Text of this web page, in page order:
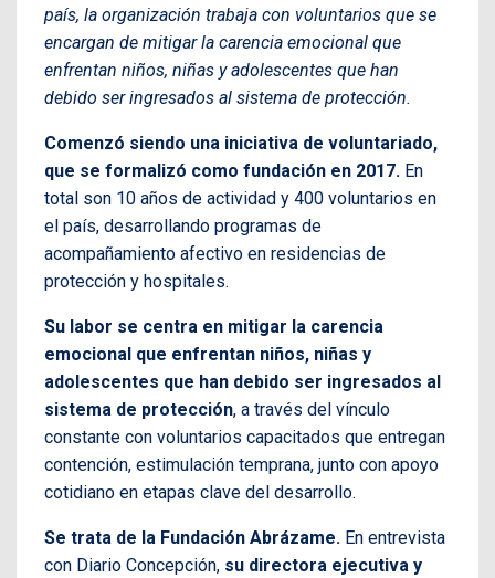
país, la organización trabaja con voluntarios que se
encargan de mitigar la carencia emocional que
enfrentan niños, niñas y adolescentes que han
debido ser ingresados al sistema de protección.
Comenzó siendo una iniciativa de voluntariado,
que se formalizó como fundación en 2017. En
total son 10 años de actividad y 400 voluntarios en
el país, desarrollando programas de
acompañamiento afectivo en residencias de
protección y hospitales.
Su labor se centra en mitigar la carencia
emocional que enfrentan niños, niñas y
adolescentes que han debido ser ingresados al
sistema de protección, a través del vínculo
constante con voluntarios capacitados que entregan
contención, estimulación temprana, junto con apoyo
cotidiano en etapas clave del desarrollo.
Se trata de la Fundación Abrázame. En entrevista
con Diario Concepción, su directora ejecutiva y